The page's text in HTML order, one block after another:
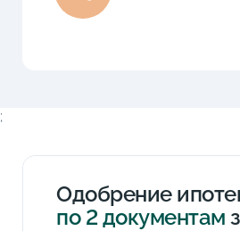
;
Одобрение
по 2 документам